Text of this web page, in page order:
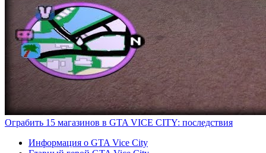
Ограбить 15 магазинов в GTA VICE CITY: последствия
Информация о GTA Vice City